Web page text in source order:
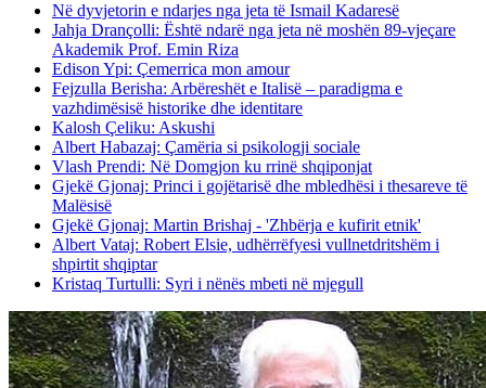
Në dyvjetorin e ndarjes nga jeta të Ismail Kadaresë
Jahja Drançolli: Është ndarë nga jeta në moshën 89-vjeçare
Akademik Prof. Emin Riza
Edison Ypi: Çemerrica mon amour
Fejzulla Berisha: Arbëreshët e Italisë – paradigma e
vazhdimësisë historike dhe identitare
Kalosh Çeliku: Askushi
Albert Habazaj: Çamëria si psikologji sociale
Vlash Prendi: Në Domgjon ku rrinë shqiponjat
Gjekë Gjonaj: Princi i gojëtarisë dhe mbledhësi i thesareve të
Malësisë
Gjekë Gjonaj: Martin Brishaj - 'Zhbërja e kufirit etnik'
Albert Vataj: Robert Elsie, udhërrëfyesi vullnetdritshëm i
shpirtit shqiptar
Kristaq Turtulli: Syri i nënës mbeti në mjegull